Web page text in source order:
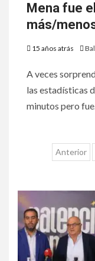
Mena fue
más/
15 años atrás
A veces
las estadísticas
minutos pero
Anterior